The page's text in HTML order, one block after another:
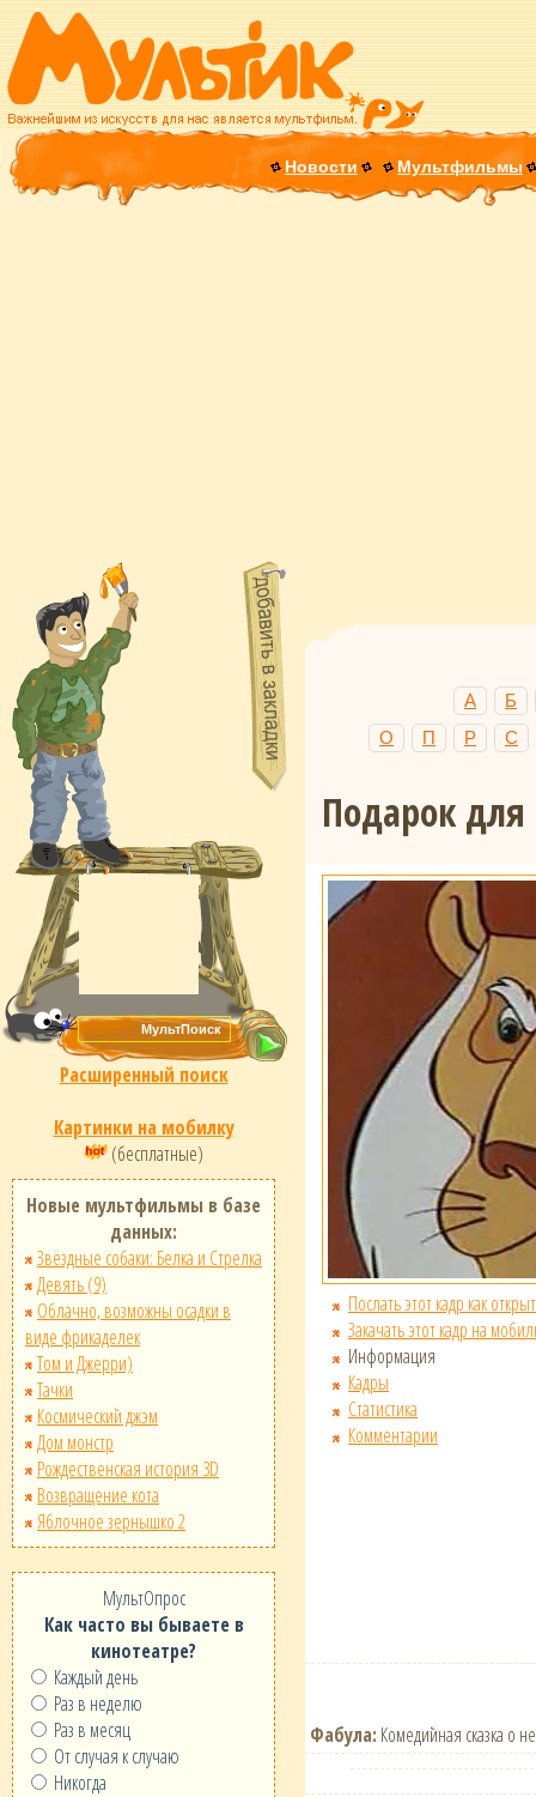
Новости Мультфильмы
Расширенный поиск
Картинки на мобилку
(бесплатные)
Новые мультфильмы в базе
данных:
Звёздные собаки: Белка и Стрелка
Девять (9)
Облачно, возможны осадки в
виде фрикаделек
Том и Джерри)
Тачки
Космический джэм
Дом монстр
Рождественская история 3D
Возвращение кота
Яблочное зернышко 2
МультОпрос
Как часто вы бываете в
кинотеатре?
Каждый день
Раз в неделю
Раз в месяц
От случая к случаю
Никогда
А
Б
О
П Р С
Подарок для
Послать этот кадр как
Закачать этот кадр на
Информация
Кадры
Статистика
Комментарии
Фабула: Комедийная сказка о